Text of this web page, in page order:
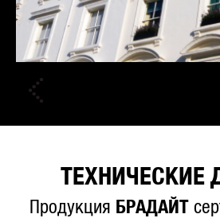
ТЕХНИЧЕСКИЕ
Продукция БРАДАЙТ